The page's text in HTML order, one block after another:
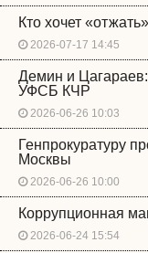
Кто хочет
2026-07-17 14:45
Демин и
УФСБ КЧР
2026-06-26 10:03
Генпрокуратуру
Москвы
2026-06-26 10:00
Коррупционная
2026-06-24 15:54